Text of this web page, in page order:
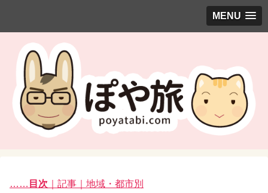
MENU
…… 目次 ｜記事｜地域・都市別